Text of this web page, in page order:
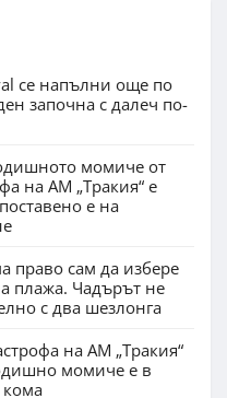
се напълни още по
започна с далеч по-
момиче от
на АМ „Тракия“ е
е на
право сам да избере
плажа. Чадърът не
с два шезлонга
на АМ „Тракия“
момиче е в